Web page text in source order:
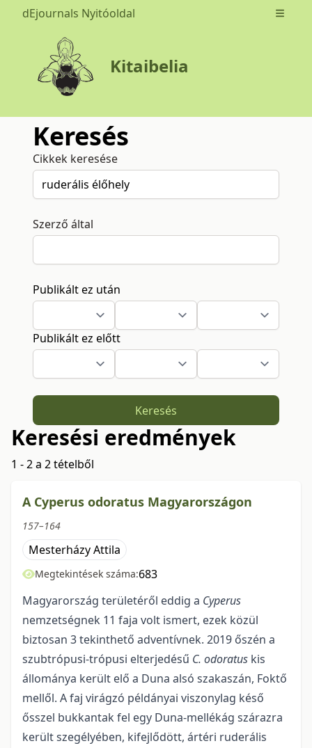
dEjournals Nyitóoldal Open
Kitaibelia
Keresés
Cikkek keresése
Szerző által
Publikált ez után
Publikált ez előtt
Keresés
Keresési eredmények
1 - 2 a 2 tételből
A Cyperus odoratus Magyarországon
157–164
Mesterházy Attila
Megtekintések száma:683
Magyarország területéről eddig a Cyperus
nemzetségnek 11 faja volt ismert, ezek közül
biztosan 3 tekinthető adventívnek. 2019 őszén a
szubtrópusi-trópusi elterjedésű C. odoratus kis
állo­mánya került elő a Duna alsó szakaszán, Foktő
mellől. A faj virágzó példányai viszonylag késő
ősszel bukkantak fel egy Duna-mellékág szárazra
került szegélyében, kifejlődött, ártéri ruderális